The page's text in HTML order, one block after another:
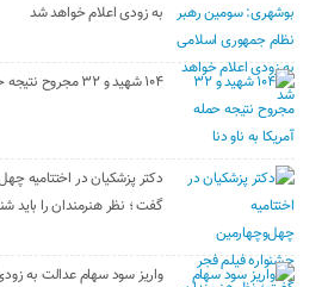
به زودی اعلام خواهد شد
۱۰۴ شهید و ۳۲ مجروح نتیجه حمله آمریکا به ناو دنا
دکتر پزشکیان در اختتامیه
گفت ؛ نظر هنرمندان را باید